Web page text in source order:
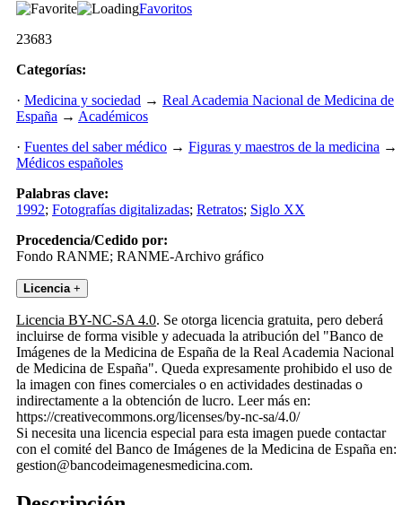
Favoritos
23683
Categorías:
· Medicina y sociedad → Real Academia Nacional de Medicina de
España → Académicos
· Fuentes del saber médico → Figuras y maestros de la medicina →
Médicos españoles
Palabras clave:
1992; Fotografías digitalizadas; Retratos; Siglo XX
Procedencia/Cedido por:
Fondo RANME; RANME-Archivo gráfico
Licencia +
Licencia BY-NC-SA 4.0. Se otorga licencia gratuita, pero deberá
incluirse de forma visible y adecuada la atribución del "Banco de
Imágenes de la Medicina de España de la Real Academia Nacional
de Medicina de España". Queda expresamente prohibido el uso de
la imagen con fines comerciales o en actividades destinadas o
indirectamente a la obtención de lucro. Leer más en:
https://creativecommons.org/licenses/by-nc-sa/4.0/
Si necesita una licencia especial para esta imagen puede contactar
con el comité del Banco de Imágenes de la Medicina de España en:
gestion@bancodeimagenesmedicina.com.